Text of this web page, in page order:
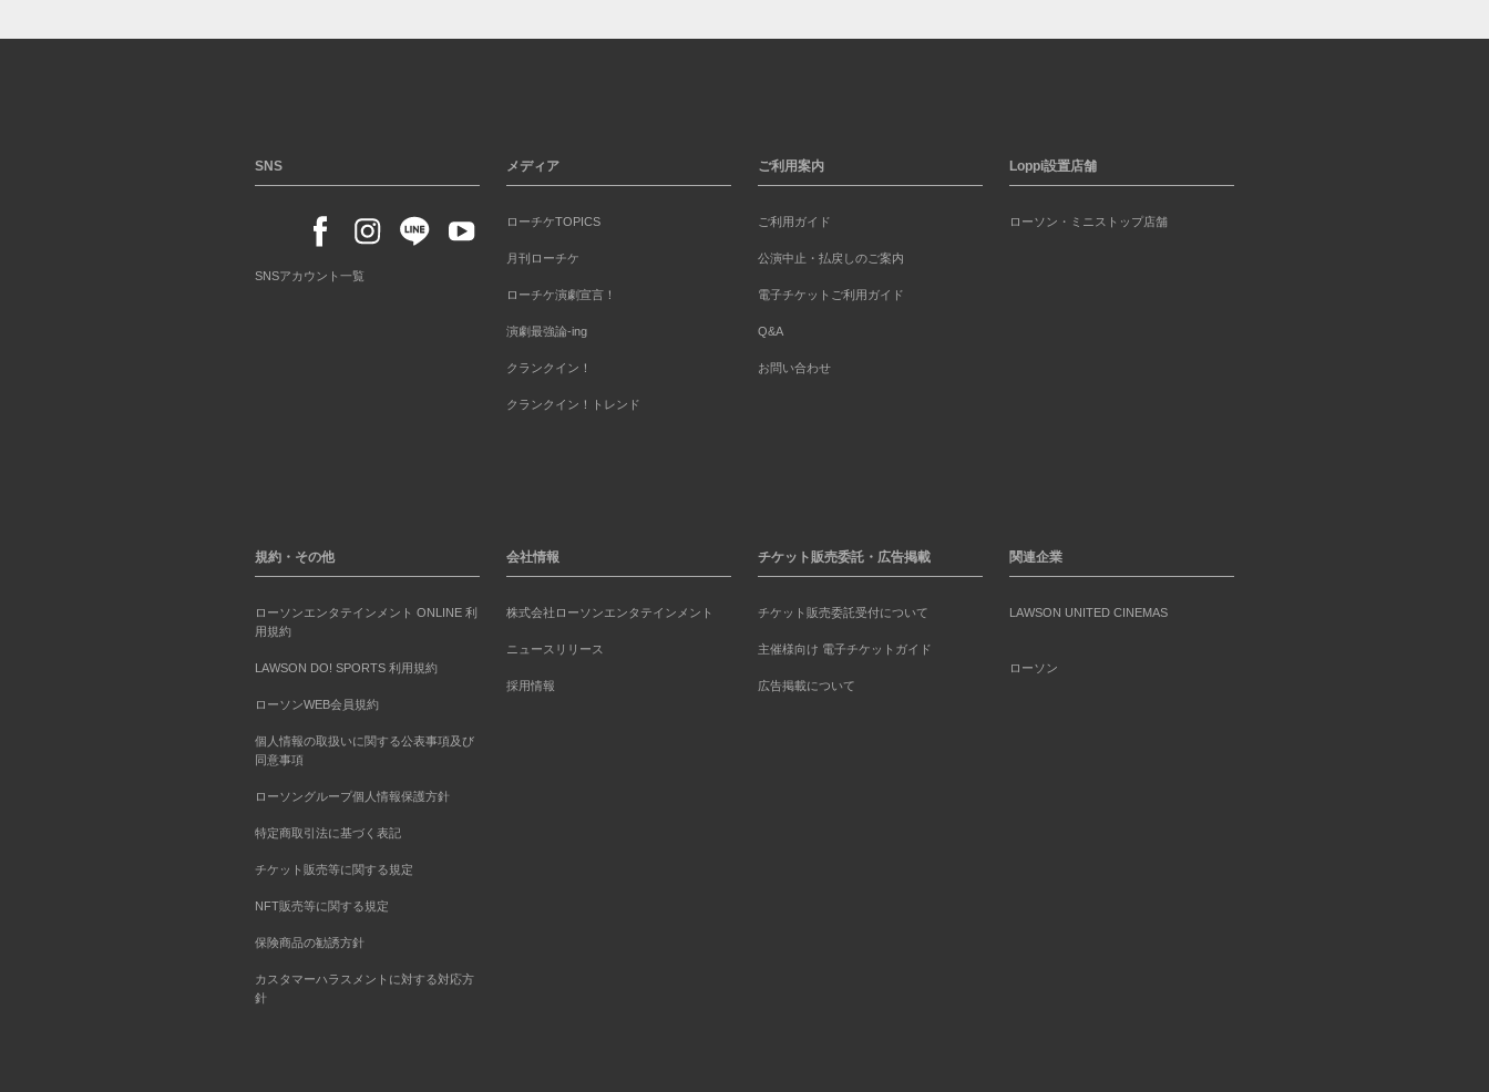
SNS
SNSアカウント一覧
メディア
ローチケTOPICS
月刊ローチケ
ローチケ演劇宣言！
演劇最強論-ing
クランクイン！
クランクイン！トレンド
ご利用案内
ご利用ガイド
公演中止・払戻しのご案内
電子チケットご利用ガイド
Q&A
お問い合わせ
Loppi設置店舗
ローソン・ミニストップ店舗
規約・その他
ローソンエンタテインメント ONLINE 利
用規約
LAWSON DO! SPORTS 利用規約
ローソンWEB会員規約
個人情報の取扱いに関する公表事項及び
同意事項
ローソングループ個人情報保護方針
特定商取引法に基づく表記
チケット販売等に関する規定
NFT販売等に関する規定
保険商品の勧誘方針
カスタマーハラスメントに対する対応方
針
会社情報
株式会社ローソンエンタテインメント
ニュースリリース
採用情報
チケット販売委託・広告掲載
チケット販売委託受付について
主催様向け 電子チケットガイド
広告掲載について
関連企業
LAWSON UNITED CINEMAS
ローソン